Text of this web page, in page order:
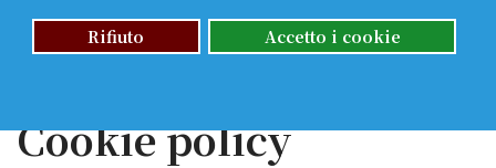
Rifiuto Accetto i cookie
CHIAMA ORA +39 02 5030 7014
Cookie policy